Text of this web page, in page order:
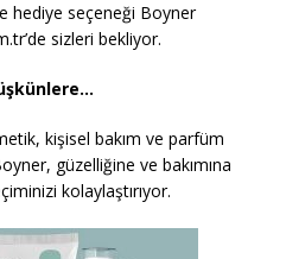
hediye seçeneği Boyner
sizleri bekliyor.
kişisel bakım ve parfüm
güzelliğine ve bakımına
kolaylaştırıyor.